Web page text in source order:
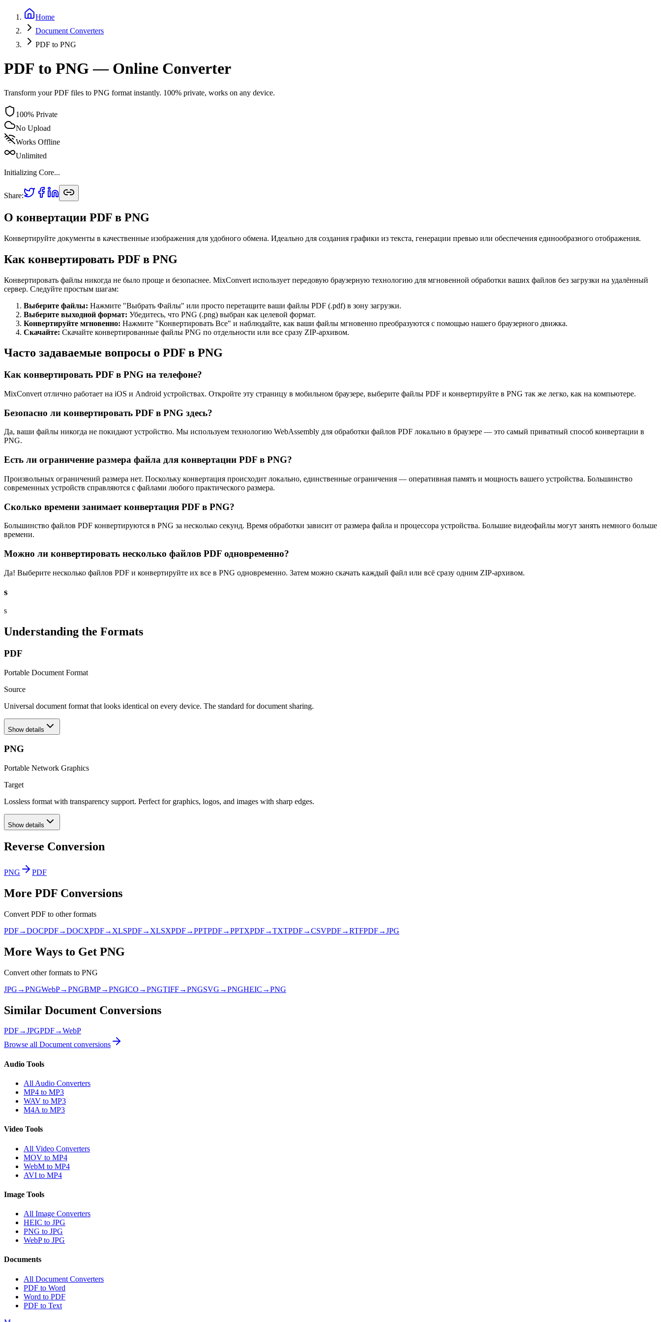
Home
Document Converters
PDF to PNG
PDF to PNG — Online Converter
Transform your PDF files to PNG format instantly. 100% private, works on any device.
100% Private
No Upload
Works Offline
Unlimited
Initializing Core...
Share:
О конвертации PDF в PNG
Конвертируйте документы в качественные изображения для удобного обмена. Идеально для создания графики из текста, генерации превью или обеспечения единообразного отображения.
Как конвертировать PDF в PNG
Конвертировать файлы никогда не было проще и безопаснее. MixConvert использует передовую браузерную технологию для мгновенной обработки ваших файлов без загрузки на удалённый
сервер. Следуйте простым шагам:
Выберите файлы: Нажмите "Выбрать Файлы" или просто перетащите ваши файлы PDF (.pdf) в зону загрузки.
Выберите выходной формат: Убедитесь, что PNG (.png) выбран как целевой формат.
Конвертируйте мгновенно: Нажмите "Конвертировать Все" и наблюдайте, как ваши файлы мгновенно преобразуются с помощью нашего браузерного движка.
Скачайте: Скачайте конвертированные файлы PNG по отдельности или все сразу ZIP-архивом.
Часто задаваемые вопросы о PDF в PNG
Как конвертировать PDF в PNG на телефоне?
MixConvert отлично работает на iOS и Android устройствах. Откройте эту страницу в мобильном браузере, выберите файлы PDF и конвертируйте в PNG так же легко, как на компьютере.
Безопасно ли конвертировать PDF в PNG здесь?
Да, ваши файлы никогда не покидают устройство. Мы используем технологию WebAssembly для обработки файлов PDF локально в браузере — это самый приватный способ конвертации в
PNG.
Есть ли ограничение размера файла для конвертации PDF в PNG?
Произвольных ограничений размера нет. Поскольку конвертация происходит локально, единственные ограничения — оперативная память и мощность вашего устройства. Большинство
современных устройств справляются с файлами любого практического размера.
Сколько времени занимает конвертация PDF в PNG?
Большинство файлов PDF конвертируются в PNG за несколько секунд. Время обработки зависит от размера файла и процессора устройства. Большие видеофайлы могут занять немного больше
времени.
Можно ли конвертировать несколько файлов PDF одновременно?
Да! Выберите несколько файлов PDF и конвертируйте их все в PNG одновременно. Затем можно скачать каждый файл или всё сразу одним ZIP-архивом.
s
s
Understanding the Formats
PDF
Portable Document Format
Source
Universal document format that looks identical on every device. The standard for document sharing.
Show details
PNG
Portable Network Graphics
Target
Lossless format with transparency support. Perfect for graphics, logos, and images with sharp edges.
Show details
Reverse Conversion
PNG PDF
More PDF Conversions
Convert PDF to other formats
PDF→DOCPDF→DOCXPDF→ XLSPDF→ XLSXPDF→PPTPDF→PPTXPDF→TXTPDF→CSVPDF→RTFPDF→JPG
More Ways to Get PNG
Convert other formats to PNG
JPG →PNGWebP→PNGBMP→PNGICO →PNGTIFF→PNGSVG →PNGHEIC →PNG
Similar Document Conversions
PDF→JPGPDF→WebP
Browse all Documentconversions
Audio Tools
All Audio Converters
MP4 to MP3
WAV to MP3
M4A to MP3
Video Tools
All Video Converters
MOV to MP4
WebM to MP4
AVI to MP4
Image Tools
All Image Converters
HEIC to JPG
PNG to JPG
WebP to JPG
Documents
All Document Converters
PDF to Word
Word to PDF
PDF to Text